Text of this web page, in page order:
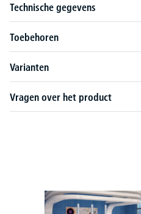
Technische gegevens
Toebehoren
Varianten
Vragen over het product